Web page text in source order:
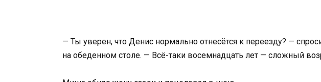
— Ты уверен, что Денис нормально отнесётся к переезду? —
на обеденном столе. — Всё-таки восемнадцать лет — сложный